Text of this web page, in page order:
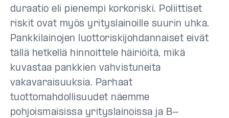
duraatio eli pienempi korkoriski. Poliittiset
riskit ovat myös yrityslainoille suurin uhka.
Pankkilainojen luottoriskijohdannaiset eivät
tällä hetkellä hinnoittele häiriöitä, mikä
kuvastaa pankkien vahvistuneita
vakavaraisuuksia. Parhaat
tuottomahdollisuudet näemme
pohjoismaisissa yrityslainoissa ja B-